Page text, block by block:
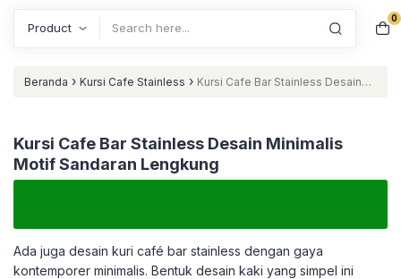
0
Beranda › Kursi Cafe Stainless › Kursi Cafe Bar Stainless Desain
Kursi Cafe Bar Stainless Desain Minimalis
Motif Sandaran Lengkung
Ada juga desain kuri café bar stainless dengan gaya
kontemporer minimalis. Bentuk desain kaki yang simpel ini